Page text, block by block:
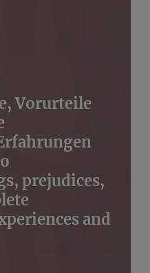
Vorurteile
prejudices,
and